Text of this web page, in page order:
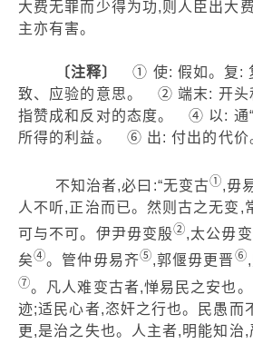
大费无罪而少得为功,则人臣出大
主亦有害。
〔注释〕
① 使: 假如。复:
致、应验的意思。 ② 端末: 开
指赞成和反对的态度。 ④ 以:
所得的利益。 ⑥ 出: 付出的代价
不知治者,必曰:“无变古①,毋
人不听,正治而已。然则古之无变,
可与不可。伊尹毋变殷②,太公毋变
矣④。管仲毋易齐⑤,郭偃毋更晋 ⑥
⑦。凡人难变古者,惮易民之安也
迹;适民心者,恣奸之行也。民愚而
更,是治之失也。人主者,明能知治